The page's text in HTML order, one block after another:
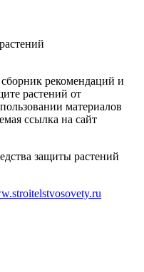
рекомендаций и
растений от
материалов
ссылка на сайт
защиты растений